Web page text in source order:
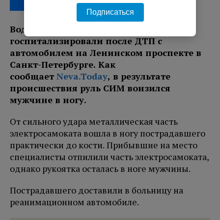
Водителя электросамоката
госпитализировали после ДТП с
автомобилем на Ленинском проспекте в
Санкт-Петербурге. Как
сообщает Neva.Today, в результате
происшествия руль СИМ вонзился
мужчине в ногу.
От сильного удара металлическая часть
электросамоката вошла в ногу пострадавшего
практически до кости. Прибывшие на место
специалисты отпилили часть электросамоката,
однако рукоятка осталась в ноге мужчины.
Пострадавшего доставили в больницу на
реанимационном автомобиле.
Подписаться